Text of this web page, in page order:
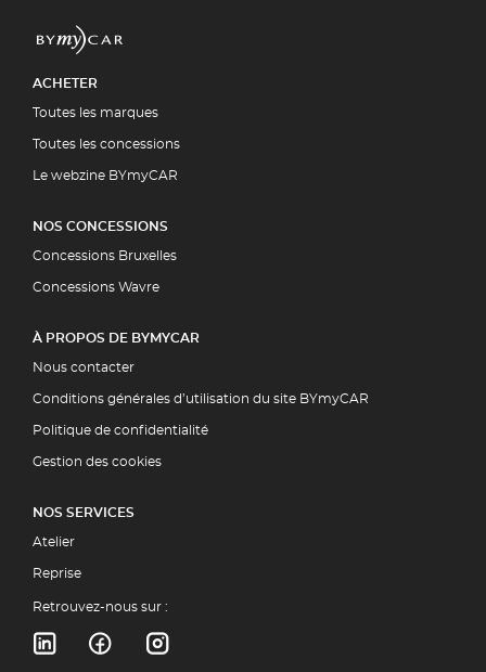
ACHETER
Toutes les marques
Toutes les concessions
Le webzine BYmyCAR
NOS CONCESSIONS
Concessions Bruxelles
Concessions Wavre
À PROPOS DE BYMYCAR
Nous contacter
Conditions générales d’utilisation du site BYmyCAR
Politique de confidentialité
Gestion des cookies
NOS SERVICES
Atelier
Reprise
Retrouvez-nous sur :